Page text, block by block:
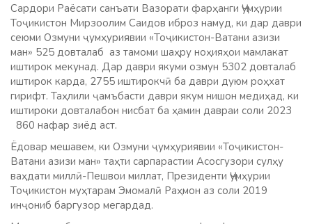
Сардори Раёсати санъати Вазорати фарҳанги Ҷумҳурии
Тоҷикистон Мирзоолим Саидов иброз намуд, ки дар даври
сеюми Озмуни ҷумҳуриявии «Тоҷикистон-Ватани азизи
ман» 525 довталаб аз тамоми шаҳру ноҳияҳои мамлакат
иштирок мекунад. Дар даври якуми озмун 5302 довталаб
иштирок карда, 2755 иштирокчӣ ба даври дуюм роҳхат
гирифт. Таҳлили ҷамъбасти даври якум нишон медиҳад, ки
иштироки довталабон нисбат ба ҳамин давраи соли 2023
860 нафар зиёд аст.
Ёдовар мешавем, ки Озмуни ҷумҳуриявии «Тоҷикистон-
Ватани азизи ман» таҳти cарпарастии Асосгузори сулҳу
ваҳдати миллӣ-Пешвои миллат, Президенти Ҷумҳурии
Тоҷикистон муҳтарам Эмомалӣ Раҳмон аз соли 2019
инҷониб баргузор мегардад.